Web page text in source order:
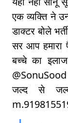
एक व्यक्ति ने
डाक्टर बोले
सर आप हमारा
बच्चे का
जल्द से